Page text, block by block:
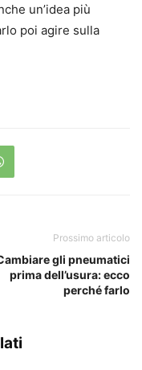
un’idea più
poi agire sulla
Prossimo articolo
gli pneumatici
prima dell’usura: ecco
perché farlo